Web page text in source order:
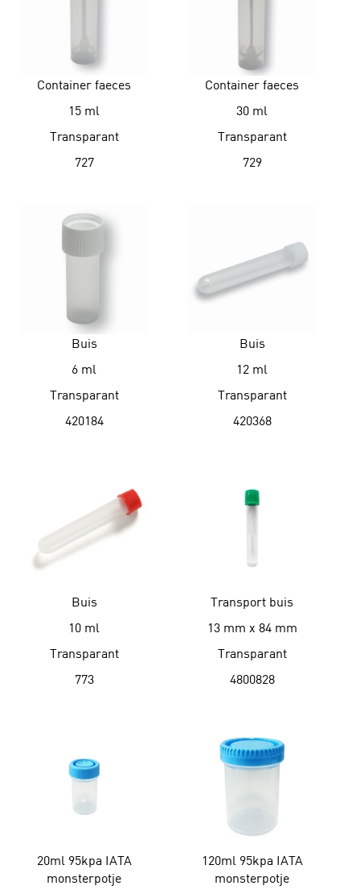
Container faeces
15 ml
Transparant
727
Container faeces
30 ml
Transparant
729
Buis
6 ml
Transparant
420184
Buis
12 ml
Transparant
420368
Buis
10 ml
Transparant
773
Transport buis
13 mm x 84 mm
Transparant
4800828
20ml 95kpa IATA
monsterpotje
120ml 95kpa IATA
monsterpotje